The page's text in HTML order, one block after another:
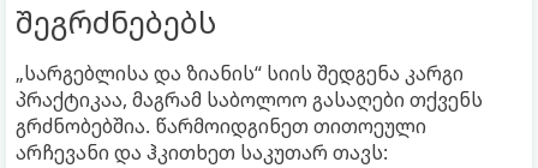
შეგრძნებებს
„სარგებლისა და ზიანის“ სიის შედგენა კარგი
პრაქტიკაა, მაგრამ საბოლოო გასაღები თქვენს
გრძნობებშია. წარმოიდგინეთ თითოეული
არჩევანი და ჰკითხეთ საკუთარ თავს: